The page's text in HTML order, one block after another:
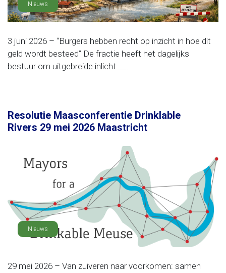
Nieuws
3 juni 2026 – “Burgers hebben recht op inzicht in hoe dit
geld wordt besteed” De fractie heeft het dagelijks
bestuur om uitgebreide inlicht......
Resolutie Maasconferentie Drinklable
Rivers 29 mei 2026 Maastricht
Nieuws
29 mei 2026 – Van zuiveren naar voorkomen: samen